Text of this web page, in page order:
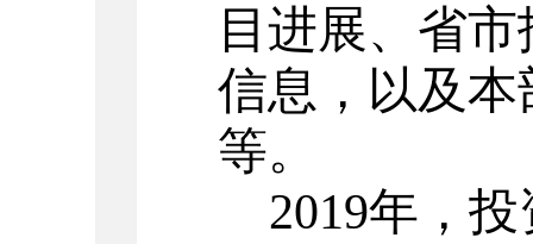
目进展、省
信息，以及
等。
2019年，投